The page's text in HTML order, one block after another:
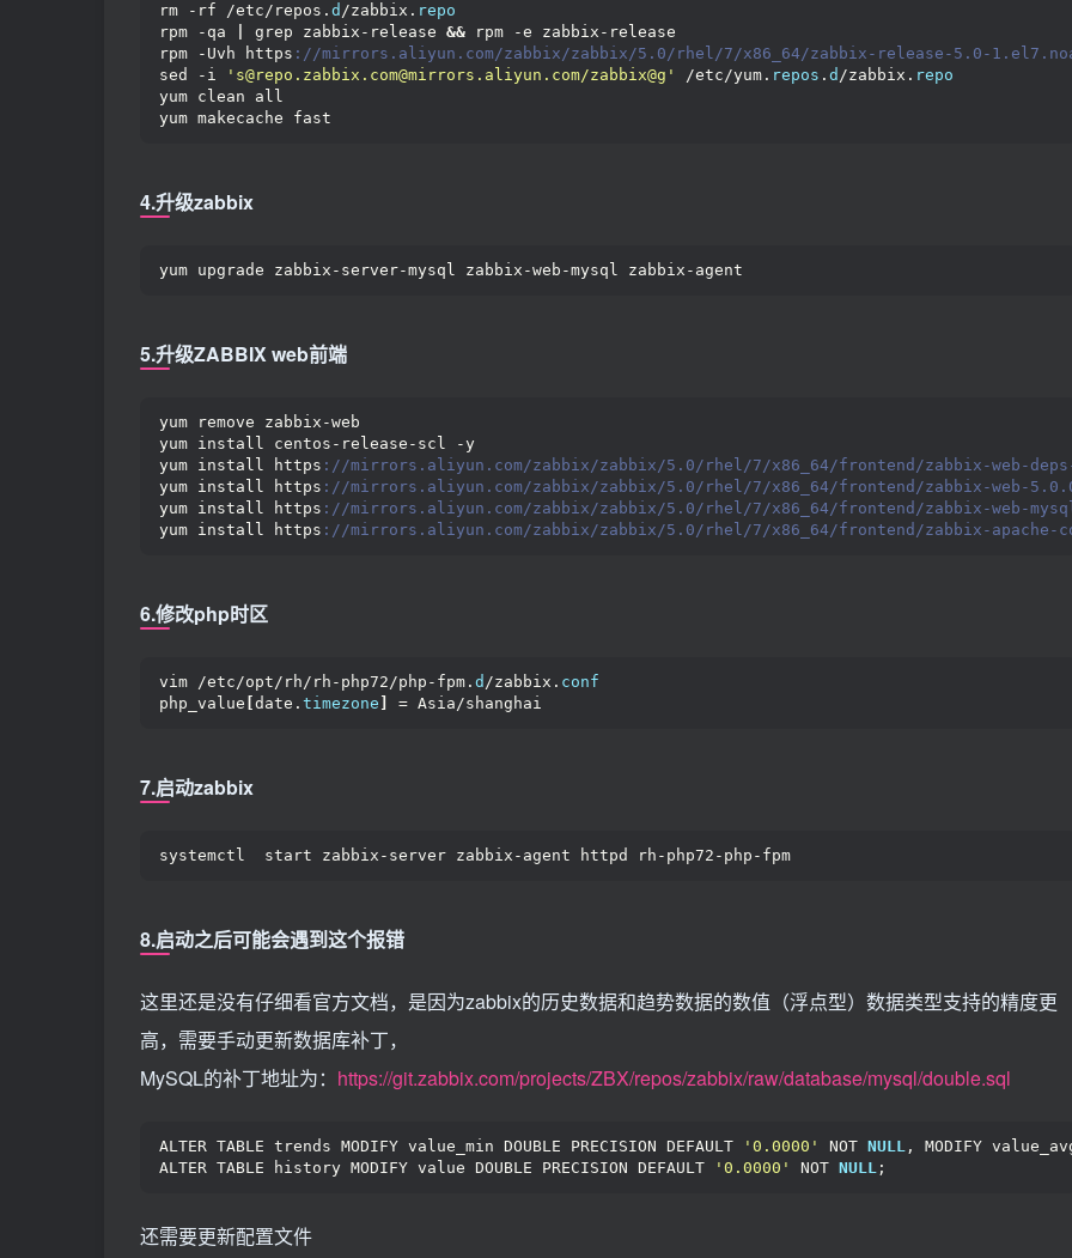
rm -rf /etc/repos. d /zabbix. repo
rpm -qa
grep zabbix-release && rpm -e zabbix-release
rpm -Uvh https ://mirrors.aliyun.com/zabbix/zabbix/5.0/rhel/7/x86_64/zabbix-release-5.0-
sed -i
's@repo.zabbix.com@mirrors.aliyun.com/zabbix@g' /etc/yum. repos . d /zabbix. repo
yum clean all
yum makecache fast
4.升级zabbix
yum upgrade zabbix-server-mysql zabbix-web-mysql zabbix-agent
5.升级ZABBIX web前端
yum remove zabbix-web
yum install centos-release-scl -y
yum install https ://mirrors.aliyun.com/zabbix/zabbix/5.0/rhel/7/x86_64/frontend/zabbix-web-
yum install https ://mirrors.aliyun.com/zabbix/zabbix/5.0/rhel/7/x86_64/frontend/zabbix-web-
yum install https ://mirrors.aliyun.com/zabbix/zabbix/5.0/rhel/7/x86_64/frontend/zabbix-web-
yum install https ://mirrors.aliyun.com/zabbix/zabbix/5.0/rhel/7/x86_64/frontend/zabbix-apache-
6.修改php时区
vim /etc/opt/rh/rh-php72/php-fpm. d /zabbix. conf
php_value date. timezone = Asia/shanghai
7.启动zabbix
systemctl  start zabbix-server zabbix-agent httpd rh-php72-php-fpm
8.启动之后可能会遇到这个报错
这里还是没有仔细看官方文档，是因为zabbix的历史数据和趋势数据的数值（浮点型）数据类型支持的精度更
高，需要手动更新数据库补丁，
MySQL的补丁地址为： https://git.zabbix.com/projects/ZBX/repos/zabbix/raw/database/mysql/double.sql
ALTER TABLE trends MODIFY value_min DOUBLE PRECISION DEFAULT '0.0000' NOT NULL , MODIFY value_avg
ALTER TABLE history MODIFY value DOUBLE PRECISION DEFAULT
'0.0000' NOT NULL ;
还需要更新配置文件